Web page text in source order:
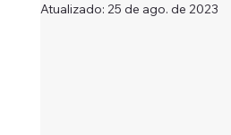
Atualizado: 25 de ago. de 2023